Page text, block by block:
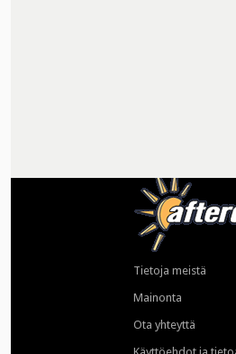
Tietoja meistä
Mainonta
Ota yhteyttä